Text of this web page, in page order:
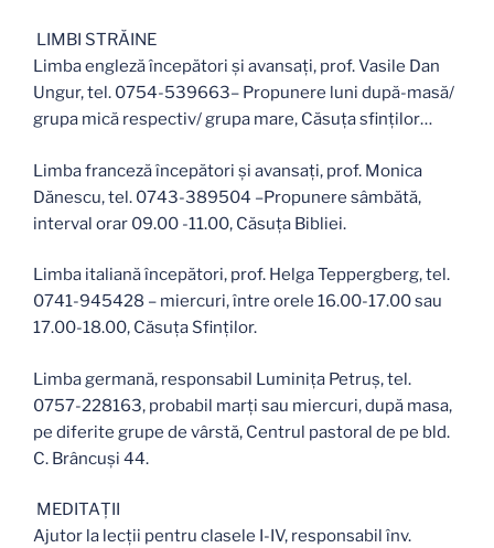
LIMBI STRĂINE
Limba engleză începători și avansați, prof. Vasile Dan
Ungur, tel. 0754-539663– Propunere luni după-masă/
grupa mică respectiv/ grupa mare, Căsuţa sfinților…
Limba franceză începători și avansați, prof. Monica
Dănescu, tel. 0743-389504 –Propunere sâmbătă,
interval orar 09.00 -11.00, Căsuţa Bibliei.
Limba italiană începători, prof. Helga Teppergberg, tel.
0741-945428 – miercuri, între orele 16.00-17.00 sau
17.00-18.00, Căsuța Sfinților.
Limba germană, responsabil Luminița Petruș, tel.
0757-228163, probabil marți sau miercuri, după masa,
pe diferite grupe de vârstă, Centrul pastoral de pe bld.
C. Brâncuși 44.
MEDITAŢII
Ajutor la lecţii pentru clasele I-IV, responsabil înv.